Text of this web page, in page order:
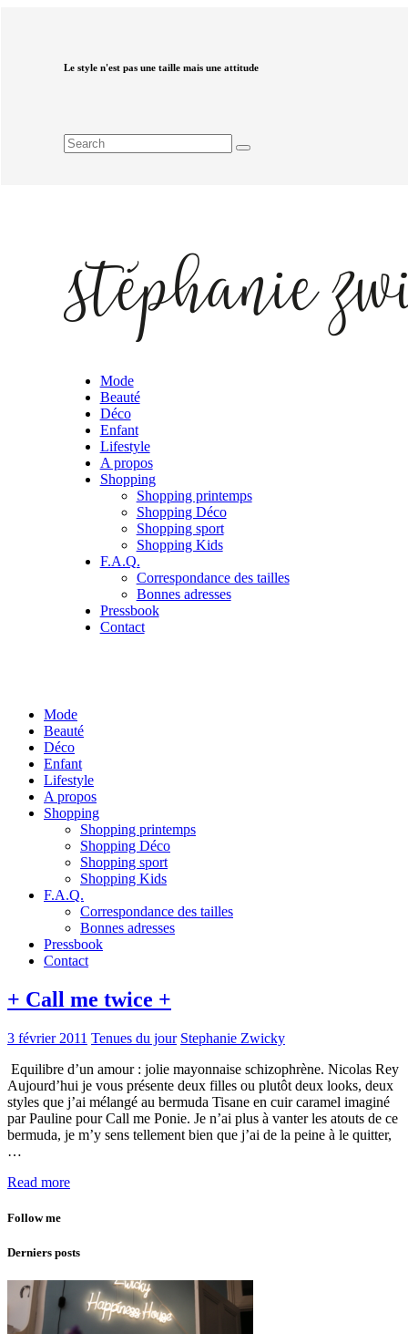
Le style n'est pas une taille mais une attitude
Mode
Beauté
Déco
Enfant
Lifestyle
A propos
Shopping
Shopping printemps
Shopping Déco
Shopping sport
Shopping Kids
F.A.Q.
Correspondance des tailles
Bonnes adresses
Pressbook
Contact
Mode
Beauté
Déco
Enfant
Lifestyle
A propos
Shopping
Shopping printemps
Shopping Déco
Shopping sport
Shopping Kids
F.A.Q.
Correspondance des tailles
Bonnes adresses
Pressbook
Contact
+ Call me twice +
3 février 2011 Tenues du jour Stephanie Zwicky
Equilibre d’un amour : jolie mayonnaise schizophrène. Nicolas Rey
Aujourd’hui je vous présente deux filles ou plutôt deux looks, deux
styles que j’ai mélangé au bermuda Tisane en cuir caramel imaginé
par Pauline pour Call me Ponie. Je n’ai plus à vanter les atouts de ce
bermuda, je m’y sens tellement bien que j’ai de la peine à le quitter,
…
Read more
Follow me
Derniers posts